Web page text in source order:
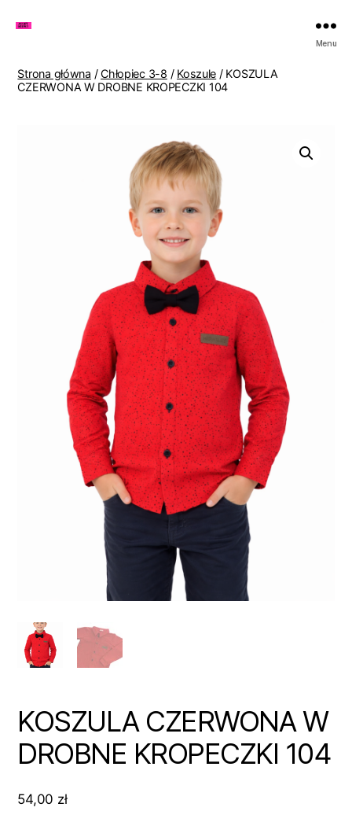
Lenki
Menu
Strona główna /Chłopiec 3-8 / Koszule / KOSZULA
CZERWONA W DROBNE KROPECZKI 104
KOSZULA CZERWONA W
DROBNE KROPECZKI 104
54,00 zł